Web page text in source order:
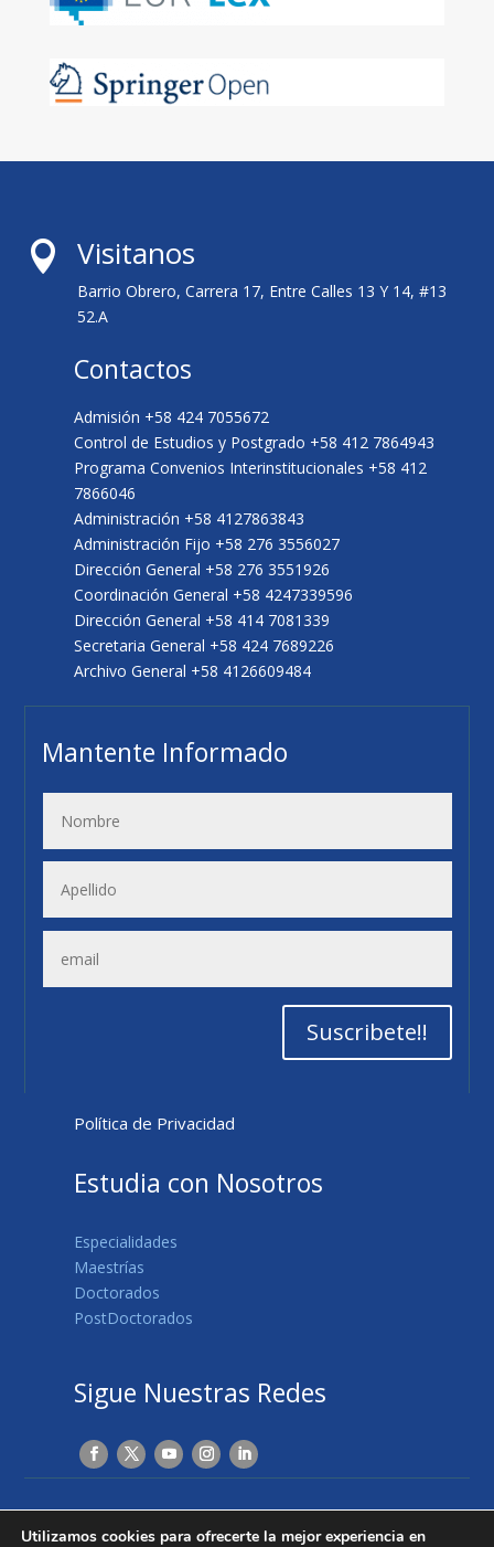
 Visitanos
Barrio Obrero, Carrera 17, Entre Calles 13 Y 14, #13
52.A
Contactos
Admisión +58 424 7055672
Control de Estudios y Postgrado +58 412 7864943
Programa Convenios Interinstitucionales +58 412
7866046
Administración +58 4127863843
Administración Fijo +58 276 3556027
Dirección General +58 276 3551926
Coordinación General +58 4247339596
Dirección General +58 414 7081339
Secretaria General +58 424 7689226
Archivo General +58 4126609484
Mantente Informado
Suscribete!!
Política de Privacidad
Estudia con Nosotros
Especialidades
Maestrías
Doctorados
PostDoctorados
Sigue Nuestras Redes
Utilizamos cookies para ofrecerte la mejor experiencia en